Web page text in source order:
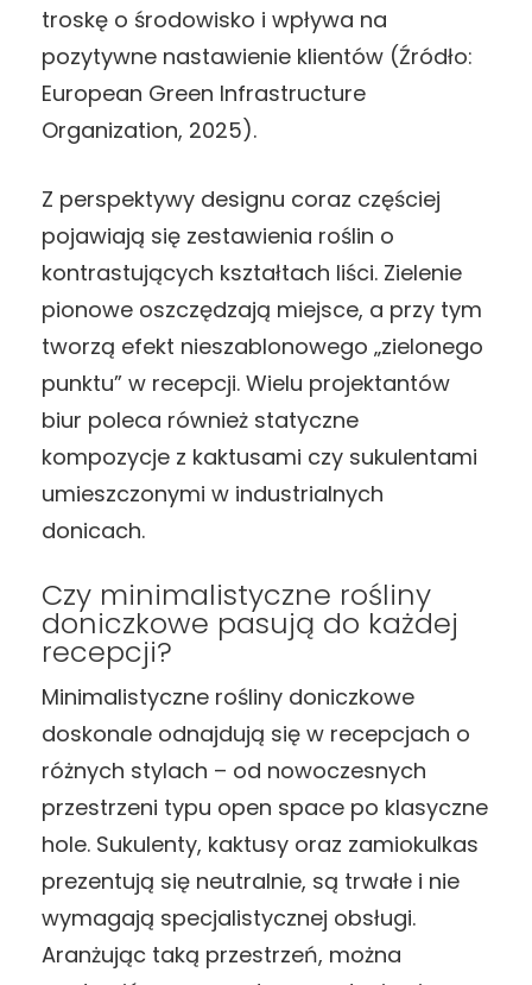
troskę o środowisko i wpływa na
pozytywne nastawienie klientów (Źródło:
European Green Infrastructure
Organization, 2025).
Z perspektywy designu coraz częściej
pojawiają się zestawienia roślin o
kontrastujących kształtach liści. Zielenie
pionowe oszczędzają miejsce, a przy tym
tworzą efekt nieszablonowego „zielonego
punktu” w recepcji. Wielu projektantów
biur poleca również statyczne
kompozycje z kaktusami czy sukulentami
umieszczonymi w industrialnych
donicach.
Czy minimalistyczne rośliny
doniczkowe pasują do każdej
recepcji?
Minimalistyczne rośliny doniczkowe
doskonale odnajdują się w recepcjach o
różnych stylach – od nowoczesnych
przestrzeni typu open space po klasyczne
hole. Sukulenty, kaktusy oraz zamiokulkas
prezentują się neutralnie, są trwałe i nie
wymagają specjalistycznej obsługi.
Aranżując taką przestrzeń, można